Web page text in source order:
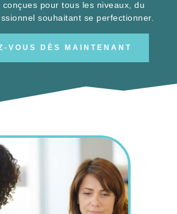
pour tous les niveaux, du
souhaitant se perfectionner.
VOUS DÈS MAINTENANT